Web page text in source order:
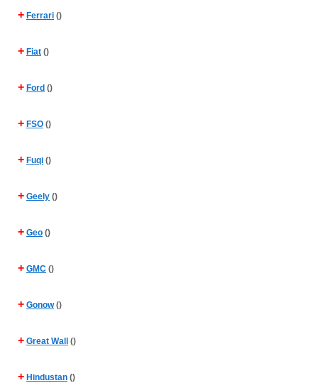
+ Ferrari ()
+ Fiat ()
+ Ford ()
+ FSO ()
+ Fuqi ()
+ Geely ()
+ Geo ()
+ GMC ()
+ Gonow()
+ Great Wall ()
+ Hindustan ()